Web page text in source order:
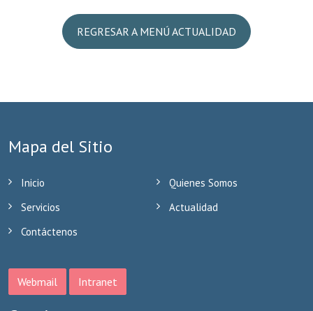
REGRESAR A MENÚ ACTUALIDAD
Mapa del Sitio
Inicio
Quienes Somos
Servicios
Actualidad
Contáctenos
Webmail Intranet